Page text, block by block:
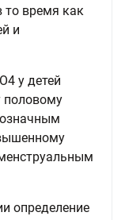
то время как
и
у детей
половому
определение